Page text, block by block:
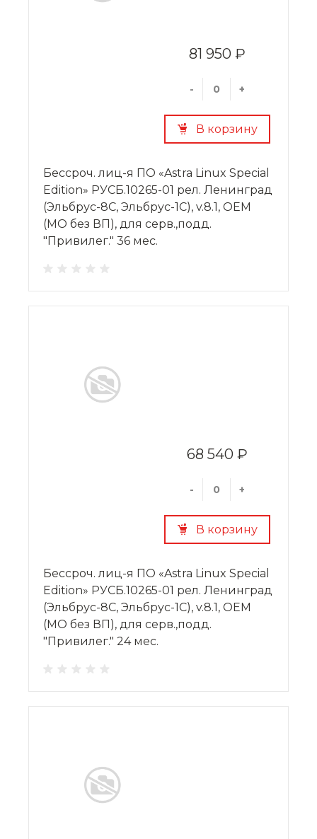
81 950 ₽
- +
В корзину
Бессроч. лиц-я ПО «Astra Linux Special
Edition» РУСБ.10265-01 рел. Ленинград
(Эльбрус-8С, Эльбрус-1С), v.8.1, OEM
(МО без ВП), для серв.,подд.
"Привилег." 36 мес.
68 540 ₽
- +
В корзину
Бессроч. лиц-я ПО «Astra Linux Special
Edition» РУСБ.10265-01 рел. Ленинград
(Эльбрус-8С, Эльбрус-1С), v.8.1, OEM
(МО без ВП), для серв.,подд.
"Привилег." 24 мес.